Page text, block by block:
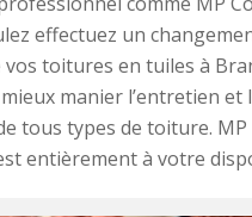
effectuez un
toitures en tuiles à
manier l’entretien et
tous types de toiture. MP
entièrement à votre